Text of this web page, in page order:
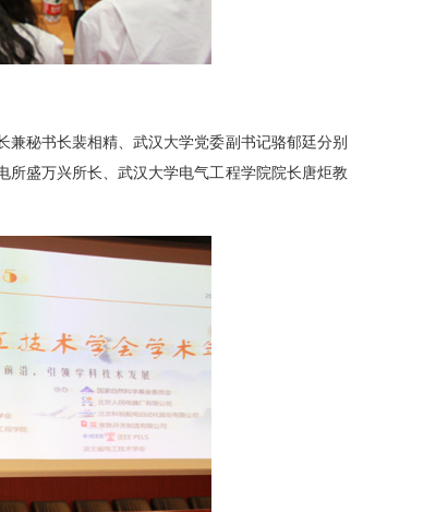
秘书长裴相精、武汉大学党委副书记骆郁廷分别
盛万兴所长、武汉大学电气工程学院院长唐炬教